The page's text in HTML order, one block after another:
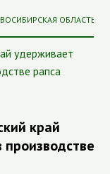
ОБЛАСТЬ
край